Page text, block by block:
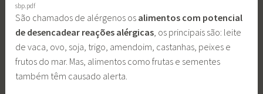
sbp.pdf
São chamados de alérgenos os alimentos com potencial
de desencadear reações alérgicas , os principais são: leite
de vaca, ovo, soja, trigo, amendoim, castanhas, peixes e
frutos do mar. Mas, alimentos como frutas e sementes
também têm causado alerta.